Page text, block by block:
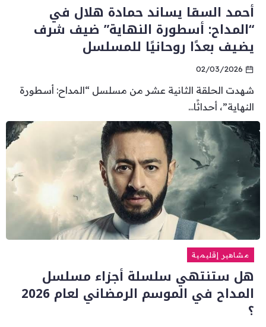
أحمد السقا يساند حمادة هلال في
“المداح: أسطورة النهاية” ضيف شرف
يضيف بعدًا روحانيًا للمسلسل
02/03/2026
شهدت الحلقة الثانية عشر من مسلسل “المداح: أسطورة
النهاية”، أحداثًا...
مشاهير إقليمية
هل ستنتهي سلسلة أجزاء مسلسل
المداح في الموسم الرمضاني لعام 2026
؟